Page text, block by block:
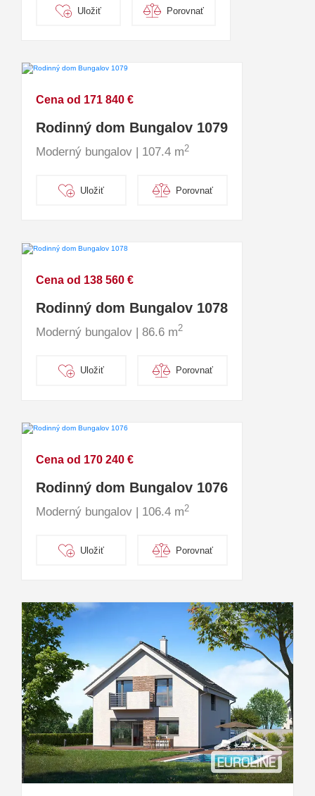
Uložiť Porovnať
Cena od 171 840 €
Rodinný dom Bungalov 1079
Moderný bungalov | 107.4 m2
Uložiť Porovnať
Cena od 138 560 €
Rodinný dom Bungalov 1078
Moderný bungalov | 86.6 m2
Uložiť Porovnať
Cena od 170 240 €
Rodinný dom Bungalov 1076
Moderný bungalov | 106.4 m2
Uložiť Porovnať